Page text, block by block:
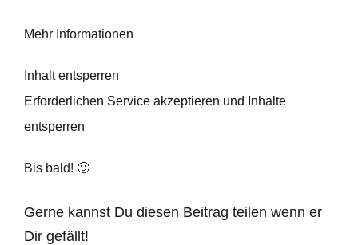
Mehr Informationen
Inhalt entsperren
Erforderlichen Service akzeptieren und Inhalte
entsperren
Bis bald! 🙂
Gerne kannst Du diesen Beitrag teilen wenn er
Dir gefällt!